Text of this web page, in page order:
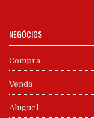
NEGÓCIOS
Compra
Venda
Aluguel